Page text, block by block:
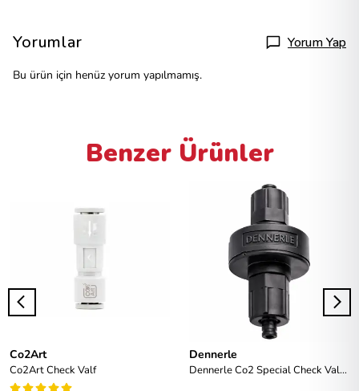
Yorumlar Yorum Yap
Bu ürün için henüz yorum yapılmamış.
Benzer Ürünler
Co2Art
Co2Art Check Valf
Dennerle
Dennerle Co2 Special Check Valve